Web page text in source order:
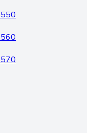
550
560
570